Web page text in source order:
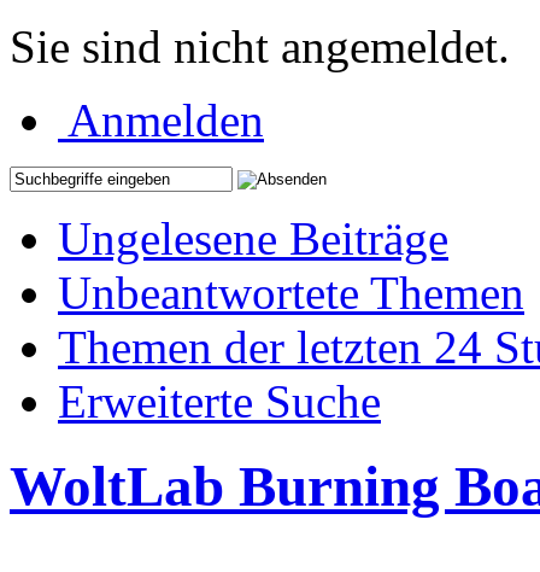
Sie sind nicht angemeldet.
Anmelden
Ungelesene Beiträge
Unbeantwortete Themen
Themen der letzten 24
Erweiterte Suche
WoltLab Burning